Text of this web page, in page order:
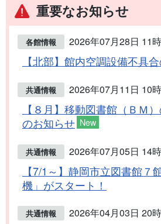
重要なお知らせ
各館情報 2026年07月28日 11
【北部】館内空調設備不具
共通情報 2026年07月11日 10
【８月】移動図書館（ＢＭ
のお知らせ New
共通情報 2026年07月05日 14
【7/1～】静岡市立図書館７
機」がスタート！
共通情報 2026年04月03日 20